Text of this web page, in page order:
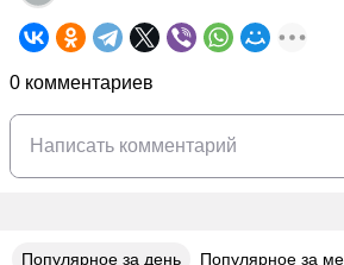
0 комментариев
Популярное за день Популярное за